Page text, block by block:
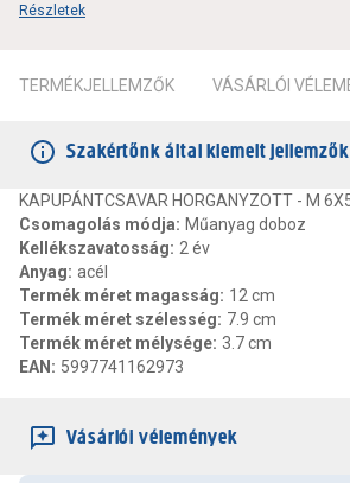
Részletek
TERMÉKJELLEMZŐK VÁSÁRLÓI
Szakértőnk által kiemelt jellemzők
KAPUPÁNTCSAVAR HORGANYZOTT - M
Csomagolás módja: Műanyag doboz
Kellékszavatosság: 2 év
Anyag: acél
Termék méret magasság: 12 cm
Termék méret szélesség: 7.9 cm
Termék méret mélysége: 3.7 cm
EAN : 5997741162973
Vásárlói vélemények